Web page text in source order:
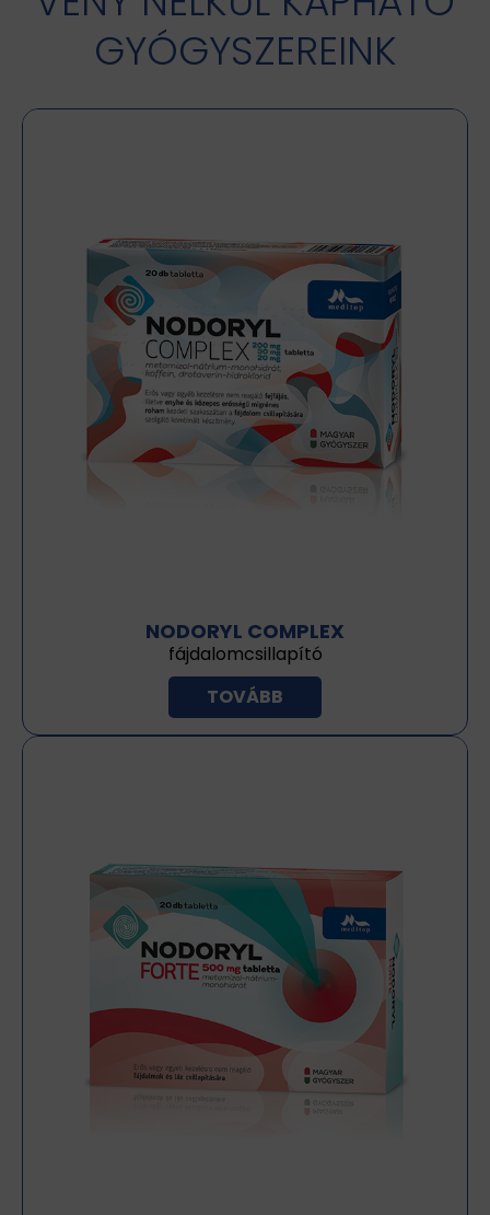
GYÓGYSZEREINK
NODORYL COMPLEX
fájdalomcsillapító
TOVÁBB